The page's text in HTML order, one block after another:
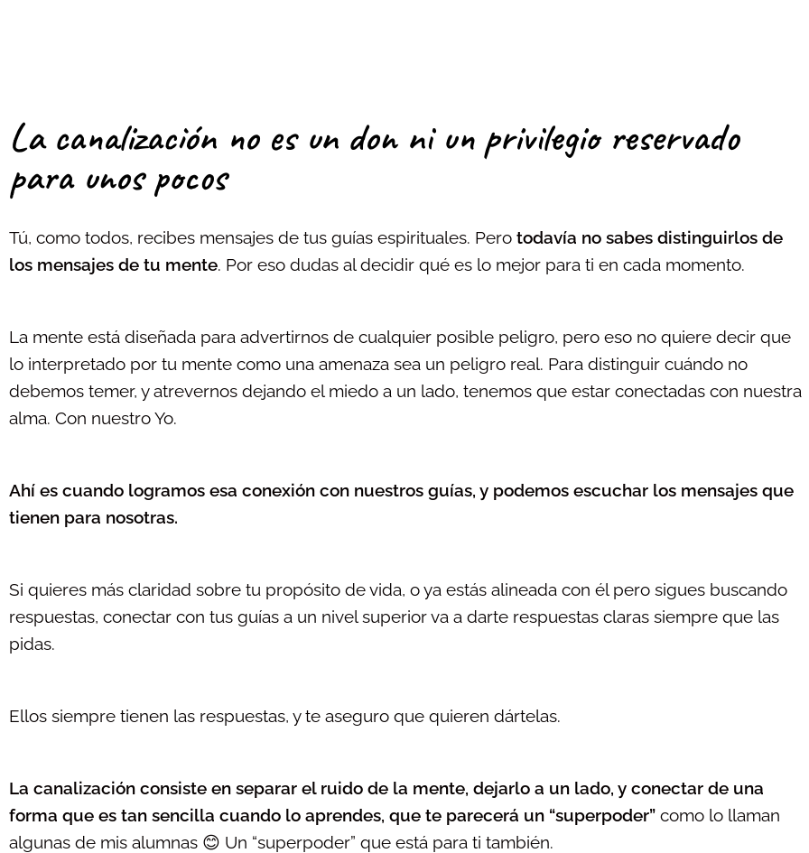
La canalización no es un don ni un privilegio reservado
para unos pocos
Tú, como todos, recibes mensajes de tus guías espirituales. Pero todavía no sabes distinguirlos de
los mensajes de tu mente. Por eso dudas al decidir qué es lo mejor para ti en cada momento.
La mente está diseñada para advertirnos de cualquier posible peligro, pero eso no quiere decir que
lo interpretado por tu mente como una amenaza sea un peligro real. Para distinguir cuándo no
debemos temer, y atrevernos dejando el miedo a un lado, tenemos que estar conectadas con nuestra
alma. Con nuestro Yo.
Ahí es cuando logramos esa conexión con nuestros guías, y podemos escuchar los mensajes que
tienen para nosotras.
Si quieres más claridad sobre tu propósito de vida, o ya estás alineada con él pero sigues buscando
respuestas, conectar con tus guías a un nivel superior va a darte respuestas claras siempre que las
pidas.
Ellos siempre tienen las respuestas, y te aseguro que quieren dártelas.
La canalización consiste en separar el ruido de la mente, dejarlo a un lado, y conectar de una
forma que es tan sencilla cuando lo aprendes, que te parecerá un “superpoder” como lo llaman
algunas de mis alumnas 😊 Un “superpoder” que está para ti también.